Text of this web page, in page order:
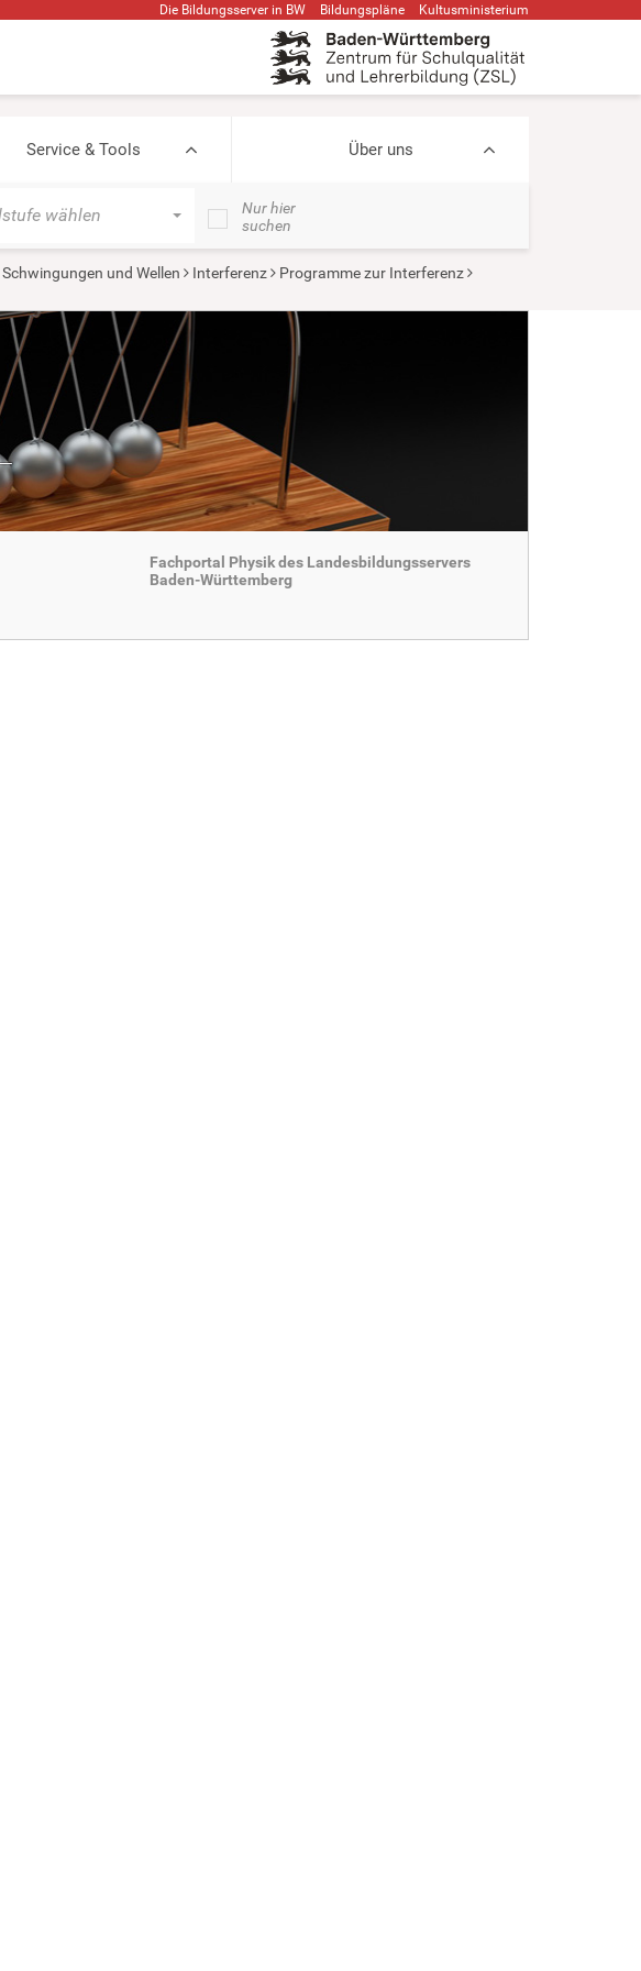
Die Bildungsserver in BW Bildungspläne Kultusministerium
Service & Tools Über uns
wählen
Nur hier
suchen
Schwingungen und Wellen Interferenz
Programme zur Interferenz
Fachportal Physik des Landesbildungsservers
Baden-Württemberg